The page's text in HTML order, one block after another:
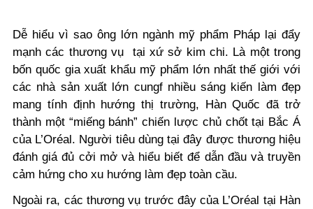
Dễ hiểu vì sao ông lớn ngành mỹ phẩm Pháp lại đẩy
mạnh các thương vụ tại xứ sở kim chi. Là một trong
bốn quốc gia xuất khẩu mỹ phẩm lớn nhất thế giới với
các nhà sản xuất lớn cungf nhiều sáng kiến làm đẹp
mang tính định hướng thị trường, Hàn Quốc đã trở
thành một “miếng bánh” chiến lược chủ chốt tại Bắc Á
của L’Oréal. Người tiêu dùng tại đây được thương hiệu
đánh giá đủ cởi mở và hiểu biết để dẫn đầu và truyền
cảm hứng cho xu hướng làm đẹp toàn cầu.
Ngoài ra, các thương vụ trước đây của L’Oréal tại Hàn